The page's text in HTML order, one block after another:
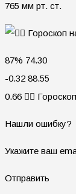
765 мм рт. ст.
87% 74.30
-0.32 88.55
0.66 🧙‍♀
Нашли ошибку?
Укажите ваш
Отправить